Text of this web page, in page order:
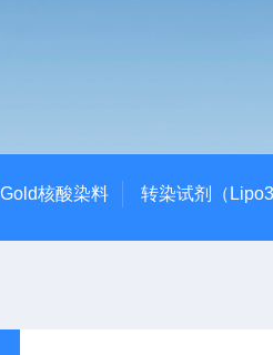
核酸染料 转染试剂（